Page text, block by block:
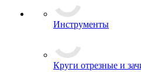
Инструменты
Круги отрезные и